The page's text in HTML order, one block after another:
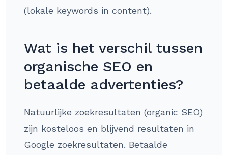
(lokale keywords in content).
Wat is het verschil tussen
organische SEO en
betaalde advertenties?
Natuurlijke zoekresultaten (organic SEO)
zijn kosteloos en blijvend resultaten in
Google zoekresultaten. Betaalde